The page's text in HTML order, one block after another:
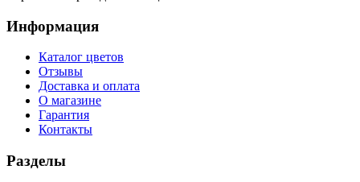
Информация
Каталог цветов
Отзывы
Доставка и оплата
О магазине
Гарантия
Контакты
Разделы